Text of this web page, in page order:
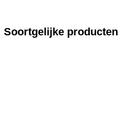
Soortgelijke producten